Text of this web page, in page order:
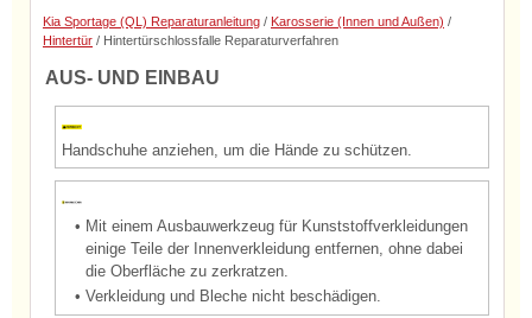
Kia Sportage (QL) Reparaturanleitung / Karosserie (Innen und Außen) /
Hintertür / Hintertürschlossfalle Reparaturverfahren
AUS- UND EINBAU
Handschuhe anziehen, um die Hände zu schützen.
• Mit einem Ausbauwerkzeug für Kunststoffverkleidungen
einige Teile der Innenverkleidung entfernen, ohne dabei
die Oberfläche zu zerkratzen.
• Verkleidung und Bleche nicht beschädigen.